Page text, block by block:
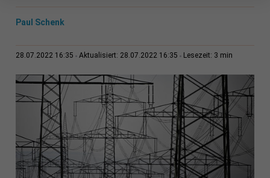
Paul Schenk
28.07.2022 16:35 Aktualisiert: 28.07.2022 16:35 Lesezeit: 3 min